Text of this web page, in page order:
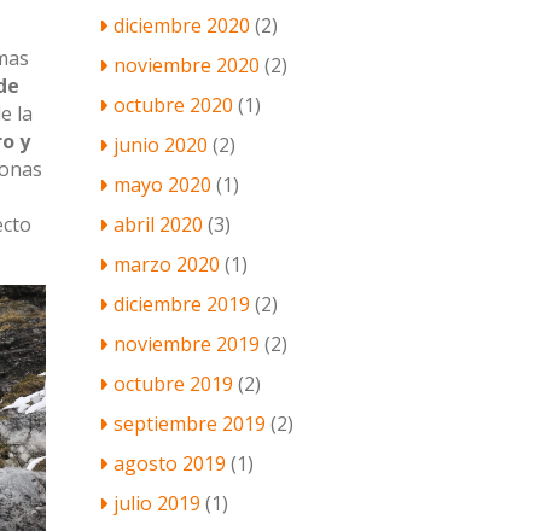
la
y
diciembre 2020 (2)
noviembre 2020 (2)
octubre 2020 (1)
junio 2020 (2)
mayo 2020 (1)
abril 2020 (3)
marzo 2020 (1)
diciembre 2019 (2)
noviembre 2019 (2)
octubre 2019 (2)
septiembre 2019 (2)
agosto 2019 (1)
julio 2019 (1)